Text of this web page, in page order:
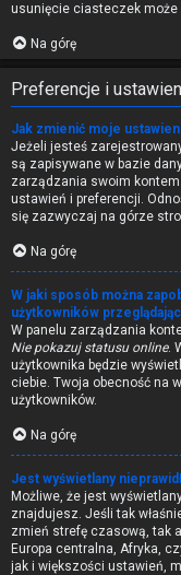
usunięcie ciasteczek może
Na górę
Preferencje i
Jak zmienić moje
Jeżeli jesteś
są zapisywane w bazie
zarządzania swoim
ustawień i preferencji.
się zazwyczaj na górze
Na górę
W jaki sposób można
użytkowników
W panelu zarządzania
Nie pokazuj statusu online.
użytkownika będzie
ciebie. Twoja obecność na
użytkowników.
Na górę
Jest wyświetlany
Możliwe, że jest
znajdujesz. Jeśli tak
zmień strefę czasową, tak
Europa centralna, Afryka,
jak i większości ustawień,